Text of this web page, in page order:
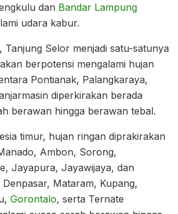
dan Bandar Lampung
udara kabur.
Tanjung Selor menjadi satu-satunya
berpotensi mengalami hujan
Pontianak, Palangkaraya,
diperkirakan berada
berawan hingga berawan tebal.
timur, hujan ringan diprakirakan
Ambon, Sorong,
Jayapura, Jayawijaya, dan
Mataram, Kupang,
Gorontalo, serta Ternate